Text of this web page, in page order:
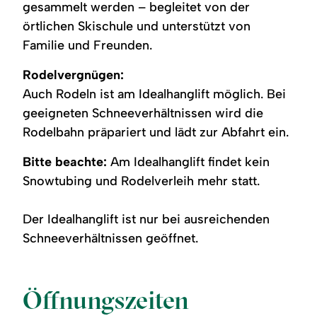
Rand.
Skianzug
und
hält
Skistöcke.
gesammelt werden – begleitet von der
örtlichen Skischule und unterstützt von
Familie und Freunden.
Rodelvergnügen:
Auch Rodeln ist am Idealhanglift möglich. Bei
geeigneten Schneeverhältnissen wird die
Rodelbahn präpariert und lädt zur Abfahrt ein.
Bitte beachte: Am Idealhanglift findet kein
Snowtubing und Rodelverleih mehr statt.
Der Idealhanglift ist nur bei ausreichenden
Schneeverhältnissen geöffnet.
Öffnungszeiten